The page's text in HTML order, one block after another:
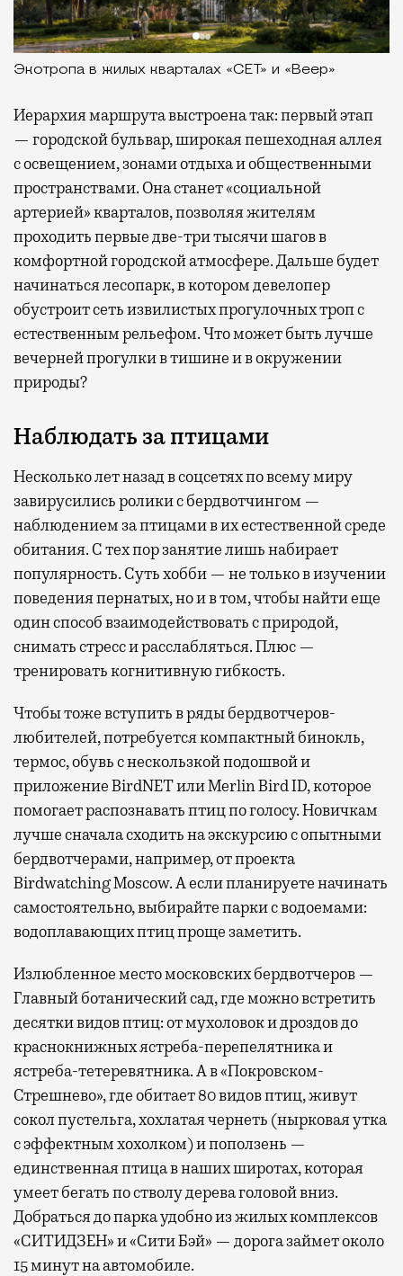
Экотропа в жилых кварталах «СЕТ» и «Веер»
Иерархия маршрута выстроена так: первый этап
— городской бульвар, широкая пешеходная аллея
с освещением, зонами отдыха и общественными
пространствами. Она станет «социальной
артерией» кварталов, позволяя жителям
проходить первые две-три тысячи шагов в
комфортной городской атмосфере. Дальше будет
начинаться лесопарк, в котором девелопер
обустроит сеть извилистых прогулочных троп с
естественным рельефом. Что может быть лучше
вечерней прогулки в тишине и в окружении
природы?
Наблюдать за птицами
Несколько лет назад в соцсетях по всему миру
завирусились ролики с бердвотчингом —
наблюдением за птицами в их естественной среде
обитания. С тех пор занятие лишь набирает
популярность. Суть хобби — не только в изучении
поведения пернатых, но и в том, чтобы найти еще
один способ взаимодействовать с природой,
снимать стресс и расслабляться. Плюс —
тренировать когнитивную гибкость.
Чтобы тоже вступить в ряды бердвотчеров-
любителей, потребуется компактный бинокль,
термос, обувь с нескользкой подошвой и
приложение BirdNET или Merlin Bird ID, которое
помогает распознавать птиц по голосу. Новичкам
лучше сначала сходить на экскурсию с опытными
бердвотчерами, например, от проекта
Birdwatching Moscow. А если планируете начинать
самостоятельно, выбирайте парки с водоемами:
водоплавающих птиц проще заметить.
Излюбленное место московских бердвотчеров —
Главный ботанический сад, где можно встретить
десятки видов птиц: от мухоловок и дроздов до
краснокнижных ястреба-перепелятника и
ястреба-тетеревятника. А в «Покровском-
Стрешнево», где обитает 80 видов птиц, живут
сокол пустельга, хохлатая чернеть (нырковая утка
с эффектным хохолком) и поползень —
единственная птица в наших широтах, которая
умеет бегать по стволу дерева головой вниз.
Добраться до парка удобно из жилых комплексов
«СИТИДЗЕН» и «Сити Бэй» — дорога займет около
15 минут на автомобиле.